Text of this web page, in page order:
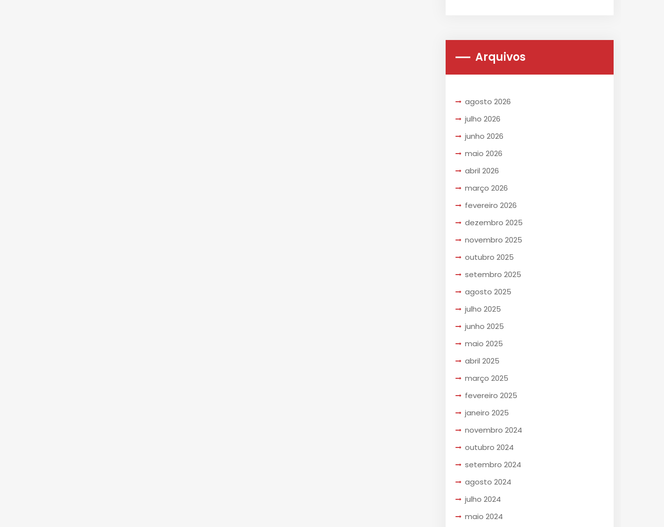
Arquivos
agosto 2026
julho 2026
junho 2026
maio 2026
abril 2026
março 2026
fevereiro 2026
dezembro 2025
novembro 2025
outubro 2025
setembro 2025
agosto 2025
julho 2025
junho 2025
maio 2025
abril 2025
março 2025
fevereiro 2025
janeiro 2025
novembro 2024
outubro 2024
setembro 2024
agosto 2024
julho 2024
maio 2024